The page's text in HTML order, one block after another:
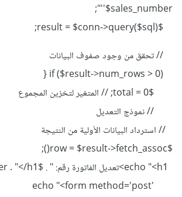
'$sales_number'";
$result = $conn->query($sql);
// تحقق من وجود صفوف البيانات
$total = 0; // المتغير لتخزين المجموع
// نموذج التعديل
// استرداد البيانات الأولية من النتيجة
$row = $result->fetch_assoc();
echo "<form method='post'